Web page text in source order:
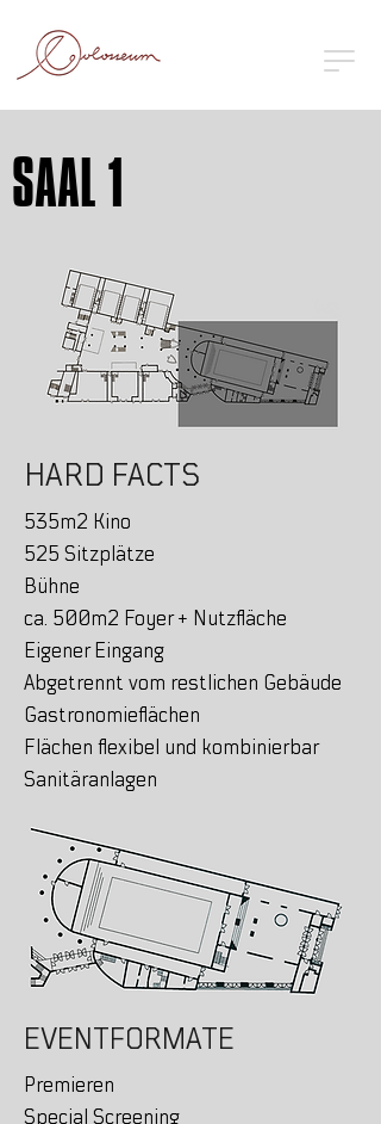
SAAL 1
HARD FACTS
535m2 Kino
525 Sitzplätze
Bühne
ca. 500m2 Foyer + Nutzfläche
Eigener Eingang
Abgetrennt vom restlichen Gebäude
Gastronomieflächen
Flächen flexibel und kombinierbar
Sanitäranlagen
EVENTFORMATE
Premieren
Special Screening